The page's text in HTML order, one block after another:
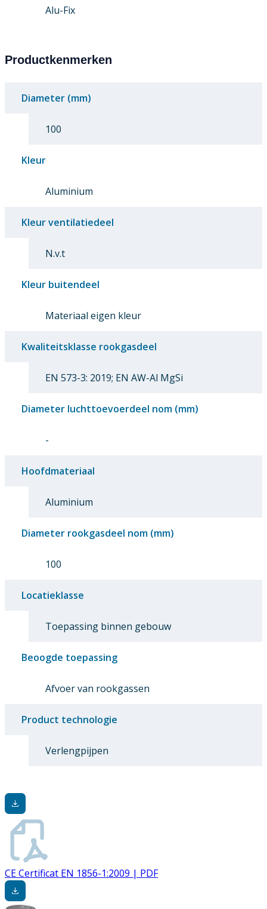
Alu-Fix
Productkenmerken
Diameter (mm)
100
Kleur
Aluminium
Kleur ventilatiedeel
N.v.t
Kleur buitendeel
Materiaal eigen kleur
Kwaliteitsklasse rookgasdeel
EN 573-3: 2019; EN AW-Al MgSi
Diameter luchttoevoerdeel nom (mm)
-
Hoofdmateriaal
Aluminium
Diameter rookgasdeel nom (mm)
100
Locatieklasse
Toepassing binnen gebouw
Beoogde toepassing
Afvoer van rookgassen
Product technologie
Verlengpijpen
CE Certificat EN 1856-1:2009 | PDF